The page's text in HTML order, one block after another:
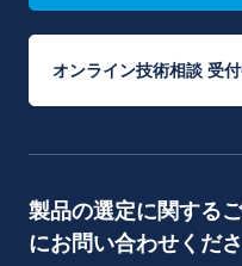
オンライン技術相談 受
製品の選定に関する
にお問い合わせくださ